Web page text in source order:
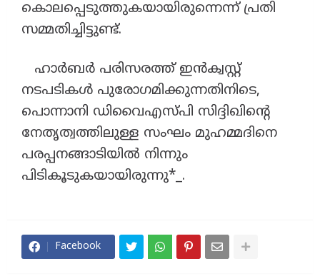
കൊലപ്പെടുത്തുകയായിരുന്നെന്ന് പ്രതി
സമ്മതിച്ചിട്ടുണ്ട്.
ഹാർബർ പരിസരത്ത് ഇൻക്വസ്റ്റ്
നടപടികൾ പുരോഗമിക്കുന്നതിനിടെ,
പൊന്നാനി ഡിവൈഎസ്പി സിദ്ദിഖിന്റെ
നേതൃത്വത്തിലുള്ള സംഘം മുഹമ്മദിനെ
പരപ്പനങ്ങാടിയിൽ നിന്നും
പിടികൂടുകയായിരുന്നു*_.
Facebook